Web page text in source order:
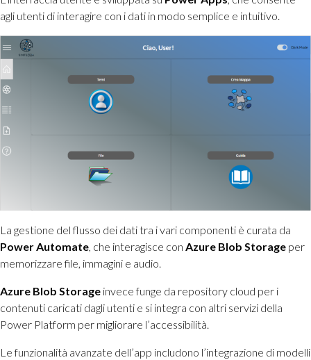
agli utenti di interagire con i dati in modo semplice e intuitivo.
La gestione del flusso dei dati tra i vari componenti è curata da
Power Automate, che interagisce con Azure Blob Storage per
memorizzare file, immagini e audio.
Azure Blob Storage invece funge da repository cloud per i
contenuti caricati dagli utenti e si integra con altri servizi della
Power Platform per migliorare l’accessibilità.
Le funzionalità avanzate dell’app includono l’integrazione di modelli